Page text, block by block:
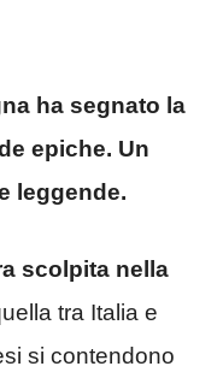
ha segnato la
epiche. Un
leggende.
scolpita nella
tra Italia e
si contendono